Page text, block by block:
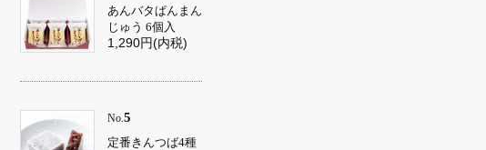
あんバタぱんまん
じゅう 6個入
1,290円(内税)
No. 5
定番きんつば4種